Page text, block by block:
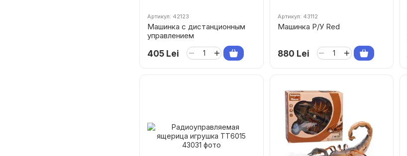
Артикул: 42123
Машинка с дистанционным
управлением
405 Lei
Артикул: 43112
Машинка Р/У Red
880 Lei